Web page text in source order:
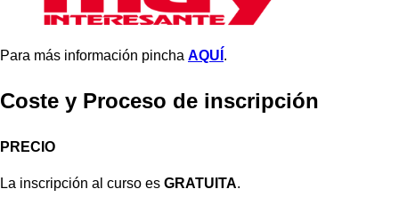
Para más información pincha AQUÍ .
Coste y Proceso de inscripción
PRECIO
La inscripción al curso es GRATUITA.